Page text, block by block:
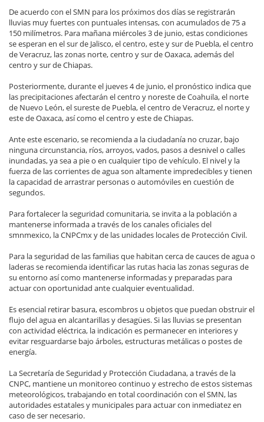
De acuerdo con el SMN para los próximos dos días se registrarán
lluvias muy fuertes con puntuales intensas, con acumulados de 75 a
150 milímetros. Para mañana miércoles 3 de junio, estas condiciones
se esperan en el sur de Jalisco, el centro, este y sur de Puebla, el centro
de Veracruz, las zonas norte, centro y sur de Oaxaca, además del
centro y sur de Chiapas.
Posteriormente, durante el jueves 4 de junio, el pronóstico indica que
las precipitaciones afectarán el centro y noreste de Coahuila, el norte
de Nuevo León, el sureste de Puebla, el centro de Veracruz, el norte y
este de Oaxaca, así como el centro y este de Chiapas.
Ante este escenario, se recomienda a la ciudadanía no cruzar, bajo
ninguna circunstancia, ríos, arroyos, vados, pasos a desnivel o calles
inundadas, ya sea a pie o en cualquier tipo de vehículo. El nivel y la
fuerza de las corrientes de agua son altamente impredecibles y tienen
la capacidad de arrastrar personas o automóviles en cuestión de
segundos.
Para fortalecer la seguridad comunitaria, se invita a la población a
mantenerse informada a través de los canales oficiales del
smnmexico, la CNPCmx y de las unidades locales de Protección Civil.
Para la seguridad de las familias que habitan cerca de cauces de agua o
laderas se recomienda identificar las rutas hacia las zonas seguras de
su entorno así como mantenerse informadas y preparadas para
actuar con oportunidad ante cualquier eventualidad.
Es esencial retirar basura, escombros u objetos que puedan obstruir el
flujo del agua en alcantarillas y desagües. Si las lluvias se presentan
con actividad eléctrica, la indicación es permanecer en interiores y
evitar resguardarse bajo árboles, estructuras metálicas o postes de
energía.
La Secretaría de Seguridad y Protección Ciudadana, a través de la
CNPC, mantiene un monitoreo continuo y estrecho de estos sistemas
meteorológicos, trabajando en total coordinación con el SMN, las
autoridades estatales y municipales para actuar con inmediatez en
caso de ser necesario.